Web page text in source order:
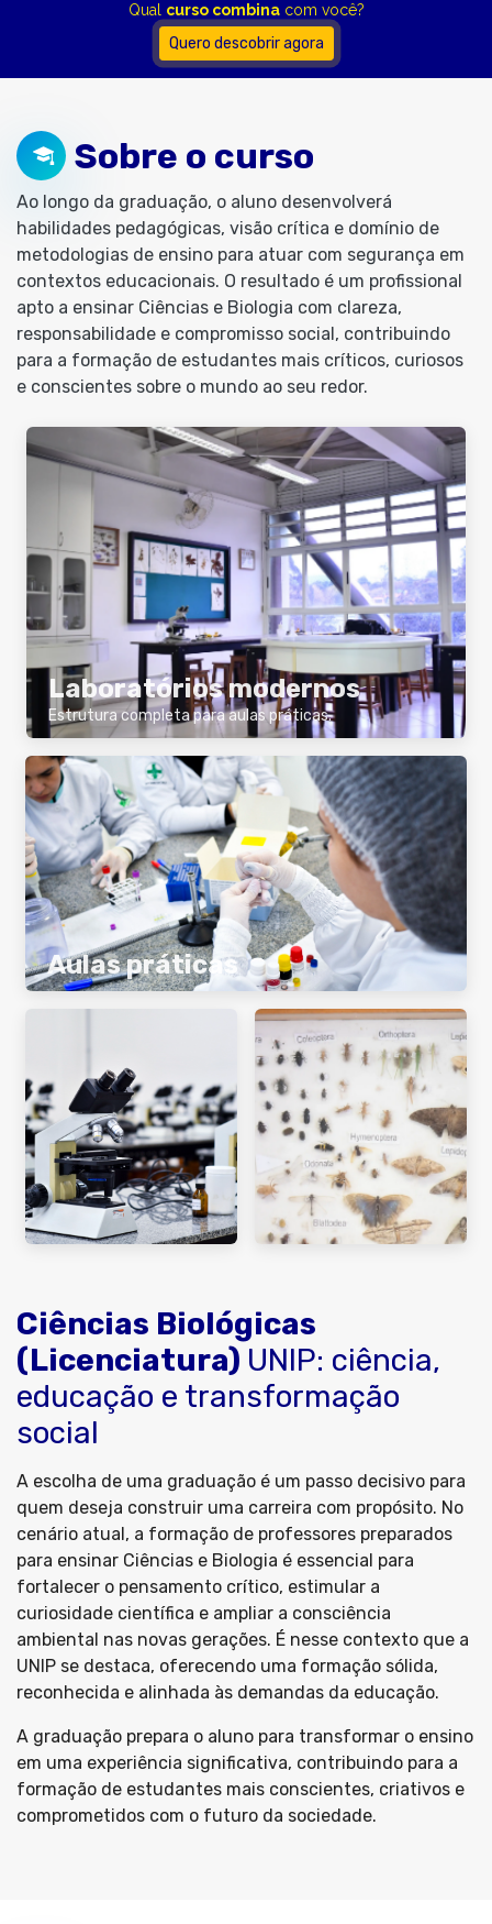
Qual curso combinacom você?
Quero descobrir agora
Sobre o curso
Ao longo da graduação, o aluno desenvolverá
habilidades pedagógicas, visão crítica e domínio de
metodologias de ensino para atuar com segurança em
contextos educacionais. O resultado é um profissional
apto a ensinar Ciências e Biologia com clareza,
responsabilidade e compromisso social, contribuindo
para a formação de estudantes mais críticos, curiosos
e conscientes sobre o mundo ao seu redor.
Laboratórios modernos
Estrutura completa para aulas práticas.
Aulas práticas
Ciências Biológicas
(Licenciatura) UNIP: ciência,
educação e transformação
social
A escolha de uma graduação é um passo decisivo para
quem deseja construir uma carreira com propósito. No
cenário atual, a formação de professores preparados
para ensinar Ciências e Biologia é essencial para
fortalecer o pensamento crítico, estimular a
curiosidade científica e ampliar a consciência
ambiental nas novas gerações. É nesse contexto que a
UNIP se destaca, oferecendo uma formação sólida,
reconhecida e alinhada às demandas da educação.
A graduação prepara o aluno para transformar o ensino
em uma experiência significativa, contribuindo para a
formação de estudantes mais conscientes, criativos e
comprometidos com o futuro da sociedade.